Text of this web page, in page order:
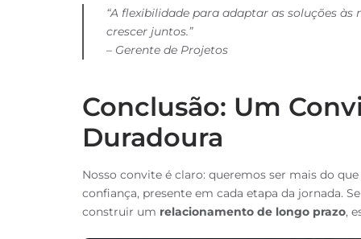
“A flexibilidade para adaptar as soluções às
crescer juntos.”
– Gerente de Projetos
Conclusão: Um
Duradoura
Nosso convite é claro: queremos ser mais do
confiança, presente em cada etapa da jornada.
construir um relacionamento de longo prazo,